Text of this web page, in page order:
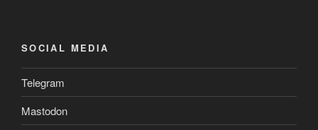
SOCIAL MEDIA
Telegram
Mastodon